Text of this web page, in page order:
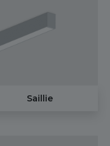
Saillie